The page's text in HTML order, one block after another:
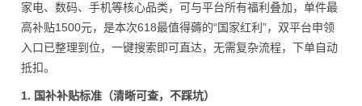
家电、数码、手机等核心品类，可与平台所有福利叠加，单件最
高补贴1500元，是本次618最值得薅的“国家红利”，双平台申领
入口已整理到位，一键搜索即可直达，无需复杂流程，下单自动
抵扣。
1. 国补补贴标准（清晰可查，不踩坑）